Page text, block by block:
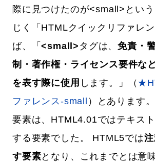
際に見つけたのが<small>という
じく「HTMLクイックリファレ
ば、「<small> タグは、免責・
制・著作権・ライセンス要件な
を表す際に使用 します。」（
ファレンス-small
）とあります
要素は、HTML4.01ではテキス
する要素でした。 HTML5では
す要素となり、これまでとは意